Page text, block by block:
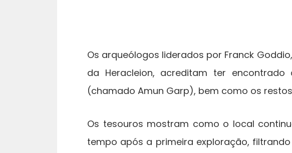
Os arqueólogos liderados por Franck
da Heracleion, acreditam ter
(chamado Amun Garp), bem como os
Os tesouros mostram como o local
tempo após a primeira exploração,